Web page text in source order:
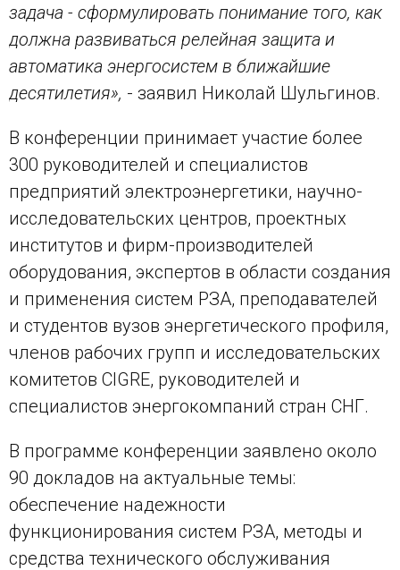
задача - сформулировать понимание того, как
должна развиваться релейная защита и
автоматика энергосистем в ближайшие
десятилетия», - заявил Николай Шульгинов.
В конференции принимает участие более
300 руководителей и специалистов
предприятий электроэнергетики, научно-
исследовательских центров, проектных
институтов и фирм-производителей
оборудования, экспертов в области создания
и применения систем РЗА, преподавателей
и студентов вузов энергетического профиля,
членов рабочих групп и исследовательских
комитетов CIGRE, руководителей и
специалистов энергокомпаний стран СНГ.
В программе конференции заявлено около
90 докладов на актуальные темы:
обеспечение надежности
функционирования систем РЗА, методы и
средства технического обслуживания